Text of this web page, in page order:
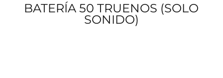
BATERÍA 50 TRUENOS (SOLO
SONIDO)